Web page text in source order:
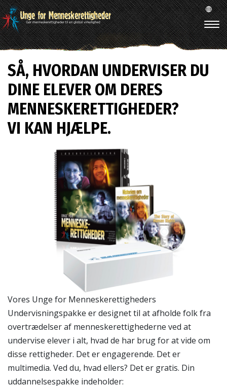
SÅ, HVORDAN UNDERVISER DU
DINE ELEVER OM DERES
MENNESKERETTIGHEDER?
VI KAN HJÆLPE.
Vores Unge for Menneskerettigheders
Undervisningspakke er designet til at afholde folk fra
overtrædelser af menneskerettighederne ved at
undervise elever i alt, hvad de har brug for at vide om
disse rettigheder. Det er engagerende. Det er
multimedia. Ved du, hvad ellers? Det er gratis. Din
uddannelsespakke indeholder: